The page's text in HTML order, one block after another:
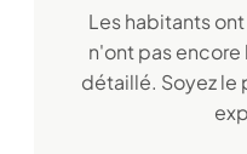
Les habitants
n'ont pas
détaillé. Soyez le